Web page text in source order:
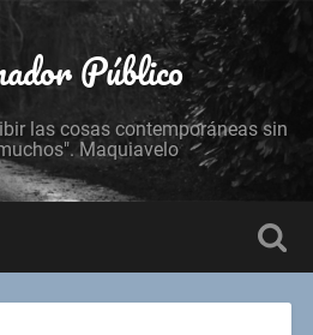
Público
las cosas contemporáneas sin
Maquiavelo